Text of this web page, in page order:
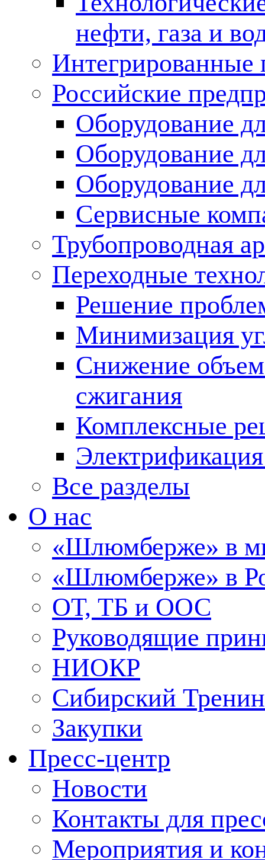
нефти, газа и
Российские
Оборудование
Оборудование
Оборудование
Сервисные
Трубопроводная
Переходные
Решение
Минимизация
Снижение
сжигания
Комплексные
Все разделы
О нас
«Шлюмберже» в
«Шлюмберже» в
ОТ, ТБ и ООС
Руководящие
НИОКР
Сибирский
Закупки
Пресс-центр
Новости
Контакты для
Мероприятия и